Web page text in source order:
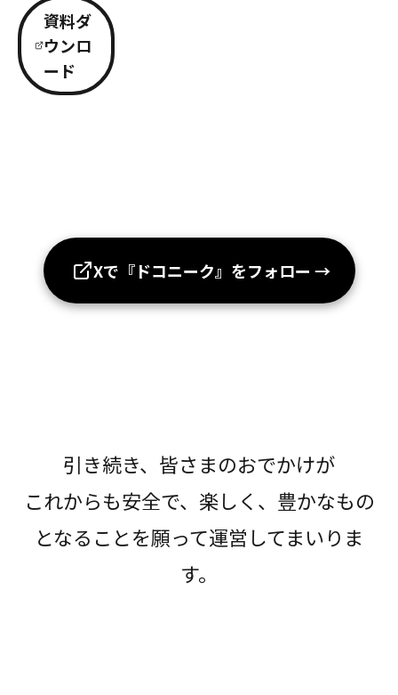
資料ダ
ウンロ
ード
Xで『ドコニーク』をフォロー →
引き続き、皆さまのおでかけが
これからも安全で、楽しく、豊かなもの
となることを願って運営してまいりま
す。